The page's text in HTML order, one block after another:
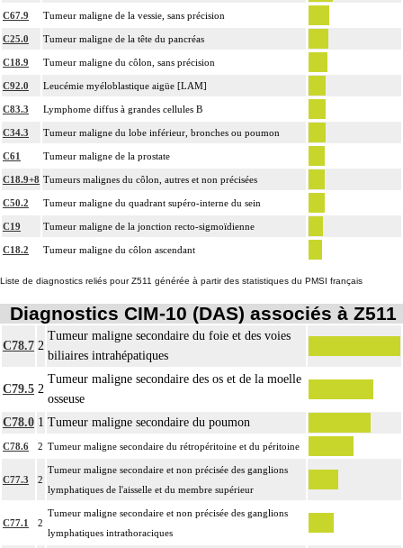
C67.9 Tumeur maligne de la vessie, sans précision
C25.0 Tumeur maligne de la tête du pancréas
C18.9 Tumeur maligne du côlon, sans précision
C92.0 Leucémie myéloblastique aigüe [LAM]
C83.3 Lymphome diffus à grandes cellules B
C34.3 Tumeur maligne du lobe inférieur, bronches ou poumon
C61 Tumeur maligne de la prostate
C18.9+8 Tumeurs malignes du côlon, autres et non précisées
C50.2 Tumeur maligne du quadrant supéro-interne du sein
C19 Tumeur maligne de la jonction recto-sigmoïdienne
C18.2 Tumeur maligne du côlon ascendant
Liste de diagnostics reliés pour Z511 générée à partir des statistiques du PMSI français
Diagnostics CIM-10 (DAS) associés à Z511
C78.7 2
Tumeur maligne secondaire du foie et des voies
biliaires intrahépatiques
C79.5 2
Tumeur maligne secondaire des os et de la moelle
osseuse
C78.0 1 Tumeur maligne secondaire du poumon
C78.6 2 Tumeur maligne secondaire du rétropéritoine et du péritoine
C77.3 2
Tumeur maligne secondaire et non précisée des ganglions
lymphatiques de l'aisselle et du membre supérieur
C77.1 2
Tumeur maligne secondaire et non précisée des ganglions
lymphatiques intrathoraciques